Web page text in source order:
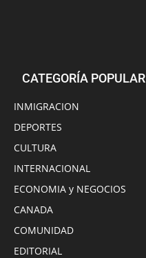
CATEGORÍA POPULAR
INMIGRACION
DEPORTES
CULTURA
INTERNACIONAL
ECONOMIA y NEGOCIOS
CANADA
COMUNIDAD
EDITORIAL